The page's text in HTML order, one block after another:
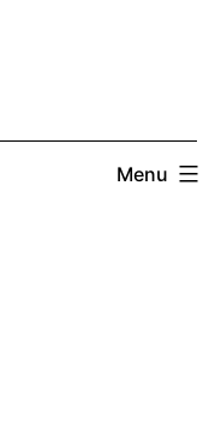
Menu